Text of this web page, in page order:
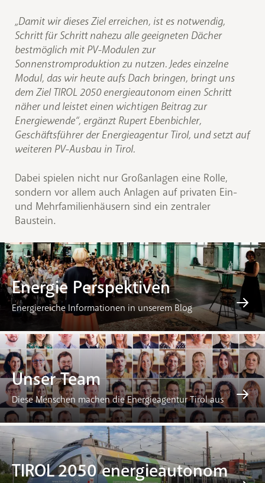
„Damit wir dieses Ziel erreichen, ist es notwendig,
Schritt für Schritt nahezu alle geeigneten Dächer
bestmöglich mit PV-Modulen zur
Sonnenstromproduktion zu nutzen. Jedes einzelne
Modul, das wir heute aufs Dach bringen, bringt uns
dem Ziel TIROL 2050 energieautonom einen Schritt
näher und leistet einen wichtigen Beitrag zur
Energiewende“, ergänzt Rupert Ebenbichler,
Geschäftsführer der Energieagentur Tirol, und setzt auf
weiteren PV-Ausbau in Tirol.
Dabei spielen nicht nur Großanlagen eine Rolle,
sondern vor allem auch Anlagen auf privaten Ein-
und Mehrfamilienhäusern sind ein zentraler
Baustein.
Energie Perspektiven
Energiereiche Informationen in unserem Blog
Unser Team
Diese Menschen machen die Energieagentur Tirol aus
TIROL 2050 energieautonom